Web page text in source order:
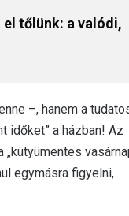
tőlünk: a valódi,
–, hanem a
időket” a házban! Az
egymásra figyelni,